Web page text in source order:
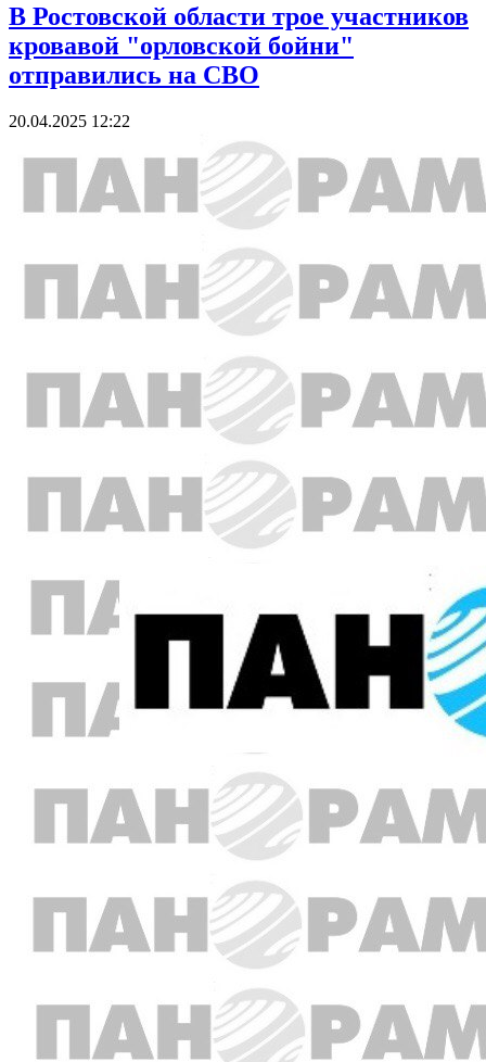
В Ростовской области трое участников
кровавой "орловской бойни"
отправились на СВО
20.04.2025 12:22